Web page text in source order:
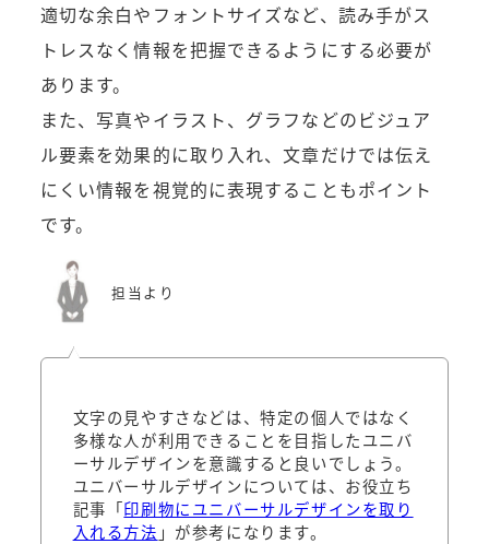
適切な余白やフォントサイズなど、読み手がス
トレスなく情報を把握できるようにする必要が
あります。
また、写真やイラスト、グラフなどのビジュア
ル要素を効果的に取り入れ、文章だけでは伝え
にくい情報を視覚的に表現することもポイント
です。
担当より
文字の見やすさなどは、特定の個人ではなく
多様な人が利用できることを目指したユニバ
ーサルデザインを意識すると良いでしょう。
ユニバーサルデザインについては、お役立ち
記事「印刷物にユニバーサルデザインを取り
入れる方法 」が参考になります。